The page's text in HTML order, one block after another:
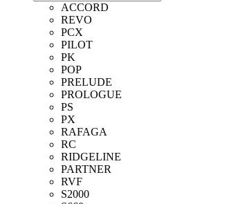
ACCORD
REVO
PCX
PILOT
PK
POP
PRELUDE
PROLOGUE
PS
PX
RAFAGA
RC
RIDGELINE
PARTNER
RVF
S2000